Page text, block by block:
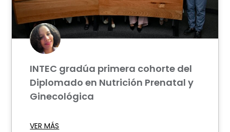
INTEC gradúa primera cohorte del
Diplomado en Nutrición Prenatal y
Ginecológica
VER MÁS